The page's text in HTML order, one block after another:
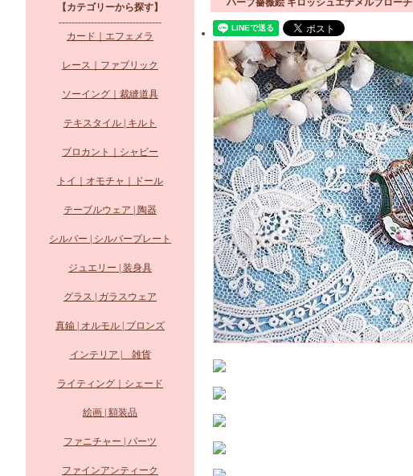
【カテゴリーから探す】
--------------------------------
カード｜エフェメラ
レース｜ファブリック
ソーイング｜裁縫道具
テキスタイル | キルト
ブロカント｜シャビー
トイ｜オモチャ｜ドール
テーブルウェア | 陶器
シルバー | シルバープレート
ジュエリー | 装身具
グラス | ガラスウェア
真鍮 | オルモル | ブロンズ
インテリア | 雑貨
ライティング｜シェード
絵画 | 額装品
ファニチャー | パーツ
ファインアンティーク
ハープ薔薇絵 ギロッシュエナメルブローチ